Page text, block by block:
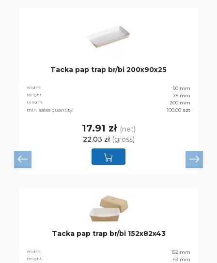
Tacka pap trap br/bi 200x90x25
Width: 90 mm
Height: 25 mm
Length:
200 mm
min. sales quantity:
100.00 szt
17.91 zł (net)
22.03 zł (gross)
Tacka pap trap br/bi 152x82x43
Width: 152 mm
Height: 43 mm